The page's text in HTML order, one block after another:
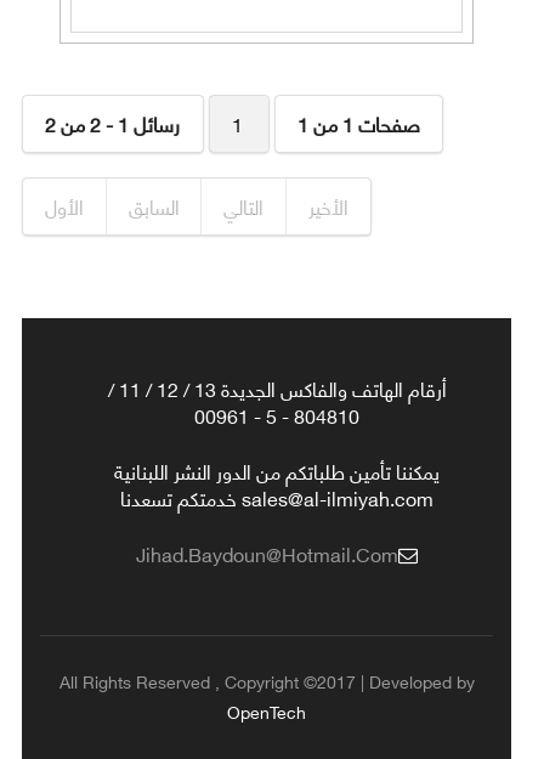
رسائل 1 - 2 من 2 1 صفحات 1 من 1
الأول السابق التالي الأخير
أرقام الهاتف والفاكس الجديدة 13 / 12 / 11 /
804810 - 5 - 00961
يمكننا تأمين طلباتكم من الدور النشر اللبنانية
sales@al-ilmiyah.com خدمتكم تسعدنا
Jihad.baydoun@hotmail.com
All Rights Reserved , Copyright ©2017 | Developed by
OpenTech